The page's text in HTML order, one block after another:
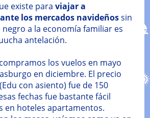
existe para viajar a
los mercados navideñossin
a la economía familiar es
antelación.
los vuelos en mayo
en diciembre. El precio
con asiento) fue de 150
fechas fue bastante fácil
en hoteles apartamentos.